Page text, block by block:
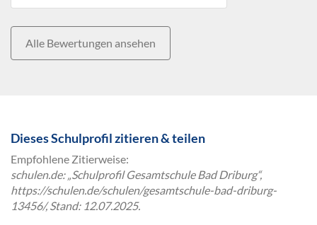
Alle Bewertungen ansehen
Dieses Schulprofil zitieren & teilen
Empfohlene Zitierweise:
schulen.de: „Schulprofil Gesamtschule Bad Driburg“,
https://schulen.de/schulen/gesamtschule-bad-driburg-
13456/, Stand: 12.07.2025.